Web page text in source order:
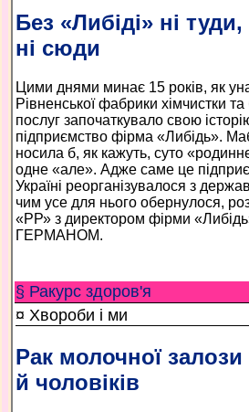
Без «Либіді» ні туди,
ні сюди
Цими днями минає 15 років, як
Рівненської фабрики хімчистки
послуг започаткувало свою
підприємство фірма «Либідь».
носила б, як кажуть, суто
одне «але». Адже саме це
Україні реорганізувалося з
чим усе для нього обернулося,
«РР» з директором фірми
ГЕРМАНОМ.
§ Ракурс здоров'я
¤ Хвороби і ми
Рак молочної
й чоловіків